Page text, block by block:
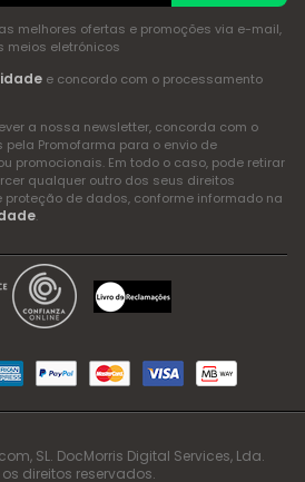
melhores ofertas e promoções via e-mail,
meios eletrónicos
e concordo com o processamento
a nossa newsletter, concorda com o
Promofarma para o envio de
promocionais. Em todo o caso, pode retirar
qualquer outro dos seus direitos
de dados, conforme informado na
.
SL. DocMorris Digital Services, Lda.
direitos reservados.